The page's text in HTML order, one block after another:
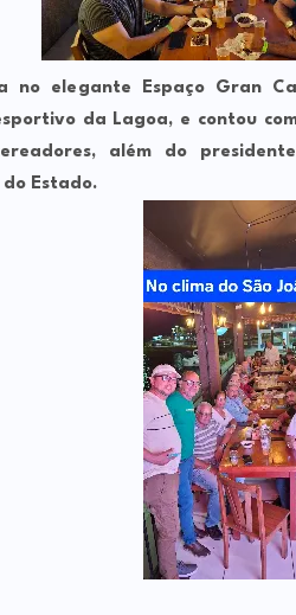
no elegante Espaço Gran
da Lagoa, e contou
, além do
Estado.